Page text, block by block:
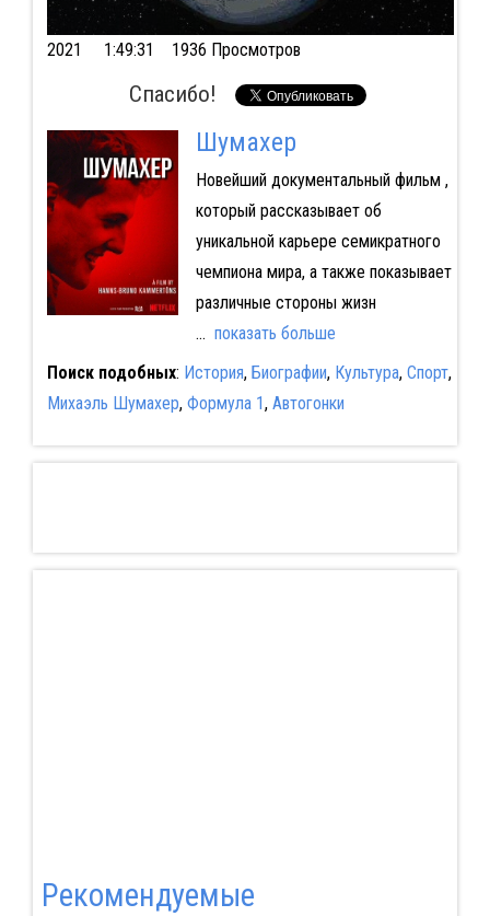
2021 1:49:31 1936 Просмотров
Спасибо!
Шумахер
Новейший документальный фильм ,
который рассказывает об
уникальной карьере семикратного
чемпиона мира, а также показывает
различные стороны жизн
... показать больше
Поиск подобных: История, Биографии, Культура, Спорт,
Михаэль Шумахер, Формула 1, Автогонки
Pекомендуемые